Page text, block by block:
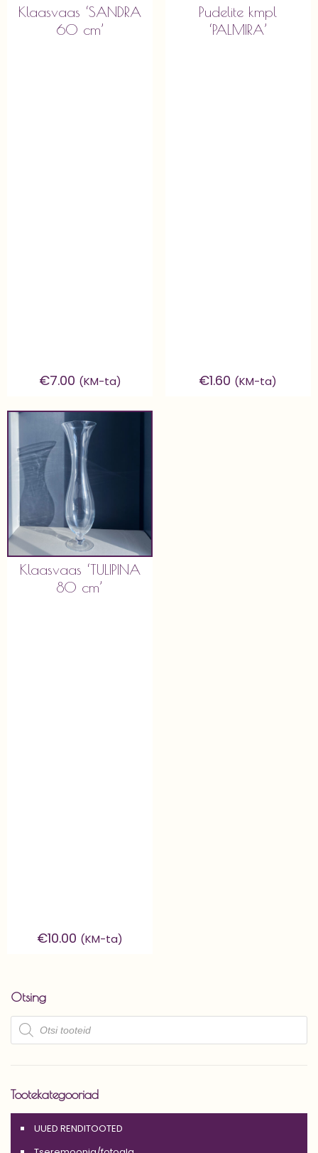
Klaasvaas ‘SANDRA
60 cm’
€7.00 (KM-ta)
Pudelite kmpl
‘PALMIRA’
€1.60 (KM-ta)
Klaasvaas ‘TULIPINA
80 cm’
€10.00 (KM-ta)
Otsing
Products
search
Tootekategooriad
UUED RENDITOOTED